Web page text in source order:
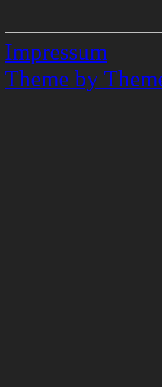
Impressum
Theme by